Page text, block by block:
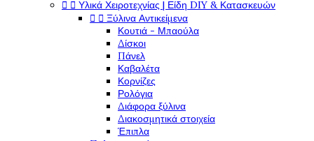
  Υλικά Χειροτεχνίας | Είδη DIY & Κατασκευών
  Ξύλινα Αντικείμενα
Κουτιά - Μπαούλα
Δίσκοι
Πάνελ
Καβαλέτα
Κορνίζες
Ρολόγια
Διάφορα ξύλινα
Διακοσμητικά στοιχεία
Έπιπλα